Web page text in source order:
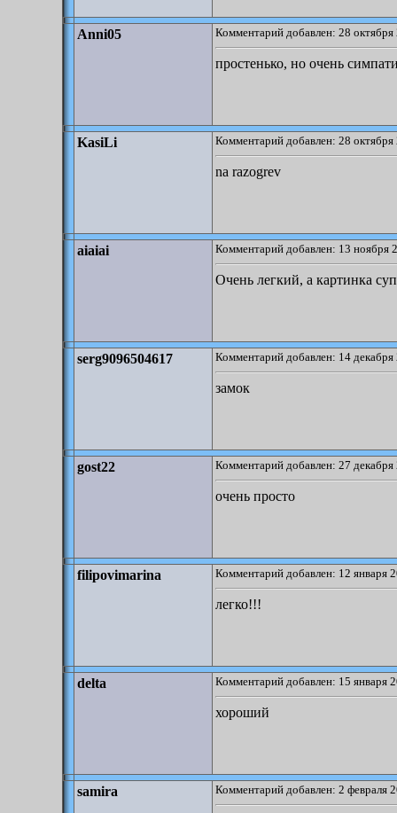
Anni05 Комментарий добавлен: 28
простенько, но очень
KasiLi Комментарий добавлен: 28
na razogrev
aiaiai Комментарий добавлен: 13 ноября
Очень легкий, а картинка
serg9096504617 Комментарий добавлен: 14
замок
gost22 Комментарий добавлен: 27
очень просто
filipovimarina Комментарий добавлен: 12 января
легко!!!
delta Комментарий добавлен: 15 января
хороший
samira Комментарий добавлен: 2 февраля